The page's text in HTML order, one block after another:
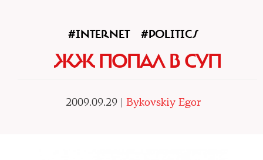
#INTERNET #POLITICS
ЖЖ ПОПАЛ В СУП
2009.09.29 | Bykovskiy Egor